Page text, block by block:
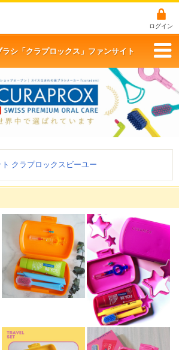
ログイン
シ「クラプロックス」ファンサイト
ト クラプロックスビーユー